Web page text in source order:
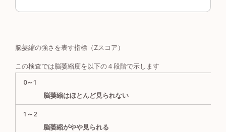
脳萎縮の強さを表す指標（Zスコア）
この検査では脳萎縮度を以下の４段階で示します
0～1
脳萎縮はほとんど見られない
1～2
脳萎縮がやや見られる